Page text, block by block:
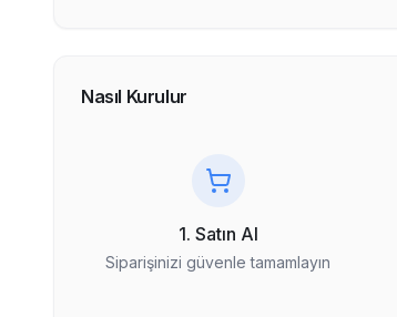
Nasıl Kurulur
1. Satın Al
Siparişinizi güvenle tamamlayın